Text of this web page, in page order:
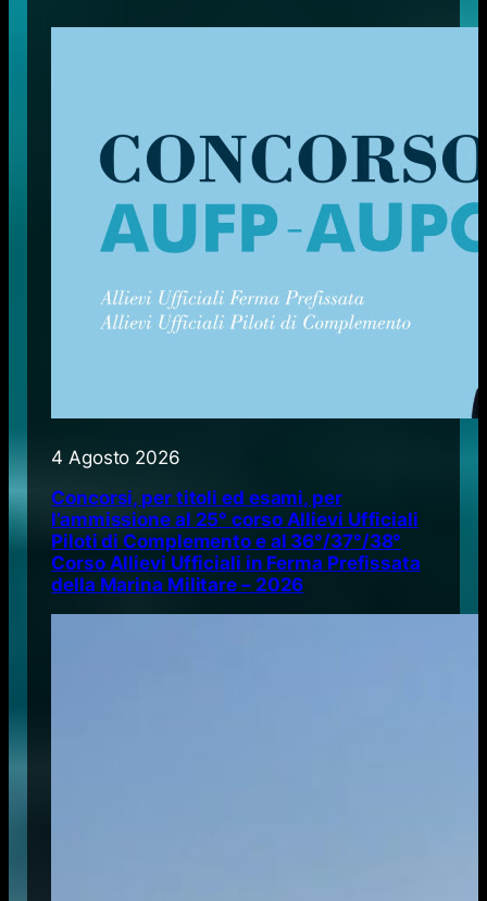
4 Agosto 2026
Concorsi, per titoli ed esami, per
l’ammissione al 25° corso Allievi Ufficiali
Piloti di Complemento e al 36°/37°/38°
Corso Allievi Ufficiali in Ferma Prefissata
della Marina Militare – 2026